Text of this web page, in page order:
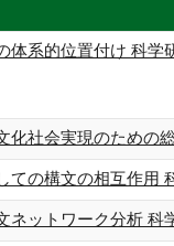
系的位置付け 科
社会実現のための
の構文の相互作用
ットワーク分析 科